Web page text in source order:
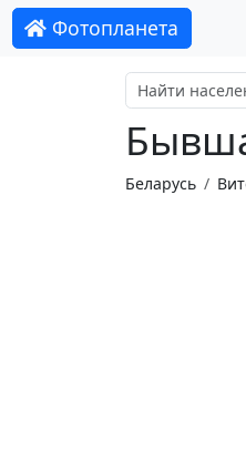
Фотопланета
Беларусь